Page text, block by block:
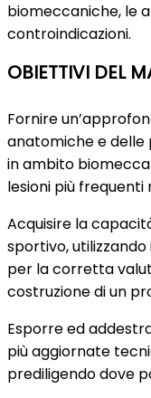
biomeccaniche, le
controindicazioni.
OBIETTIVI DEL
Fornire
anatomiche e delle
in ambito
lesioni più frequenti
Acquisire la
sportivo,
per la corretta
costruzione di un
Esporre ed
più aggiornate
prediligendo dove